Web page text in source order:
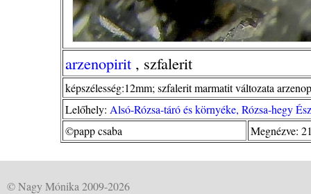
arzenopirit , szfalerit
képszélesség:12mm; szfalerit marmatit változata
Lelőhely: Alsó-Rózsa-táró és környéke, Rózsa-hegy
©papp csaba
Megnézve:
© Nagy Mónika 2009-2026